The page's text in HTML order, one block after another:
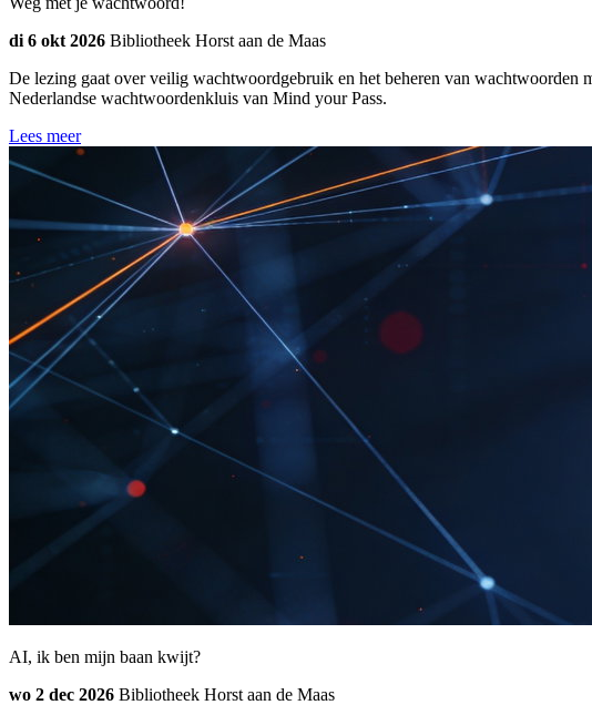
di 6 okt 2026 Bibliotheek Horst aan de Maas
De lezing gaat over veilig wachtwoordgebruik en het beheren van wachtwoorden
Nederlandse wachtwoordenkluis van Mind your Pass.
Lees meer
AI, ik ben mijn baan kwijt?
wo 2 dec 2026 Bibliotheek Horst aan de Maas